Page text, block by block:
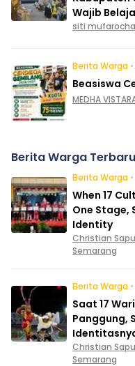
Wajib
siti
Berita Warga
Beasiswa
MEDHA
Berita Warga Terbaru
Berita Warga
When 17
One Stage,
Identity
Christian
Semarang
Berita Warga
Saat 17
Panggung,
Christian
Semarang